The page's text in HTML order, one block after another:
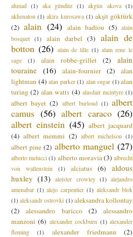
ahmad (1) aka gündüz (1) akgün akova (1)
akhenaton (1) akira kurosawa (1) akşit göktürk
(2) alain (24) alain badiou (5) alain
bosquet (1) alain darbel (3)
alain de
botton (26) alain de lille (1) alain rene le
sage
(1) alain robbe-grillet (2)
alain
touraine (16) alain-fournier (2)
alan
lightman (4) alan parker (1) alan sugar (1) alan
turing (2) alan watts (4) alasdair mcintyre (1)
albert bayet (2) albert burloud (1) albert
camus (56) albert caraco (26)
albert einstein (45) albert jacquard
(4) albert memmi (2) albert michelson (1)
albert pine (2) alberto manguel (27)
alberto melucci (1) alberto moravia (3) albrecht
von wallenstein
(1) alciatus (6)
aldous
huxley (13) aleister crowley (1) alejandro
amenabar (1) alejo carpentier (1) aleksandr blok
(1) aleksandr ostrovki (1) aleksandra kollontay
(2)
alessandro baricco (2)
alessandro
manzoni (6) alexander cockburn (1) alexander
fleming
(1) alexander friedmann
(2)